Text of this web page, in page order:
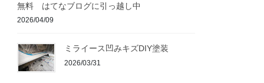
無料 はてなブログに引っ越し中
2026/04/09
ミライース凹みキズDIY塗装
2026/03/31